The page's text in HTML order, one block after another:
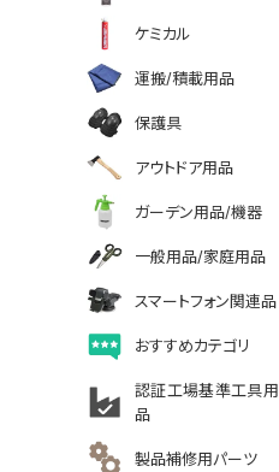
ケミカル
運搬/積載用品
保護具
アウトドア用品
ガーデン用品/機器
一般用品/家庭用品
スマートフォン関連品
おすすめカテゴリ
認証工場基準工具用
品
製品補修用パーツ